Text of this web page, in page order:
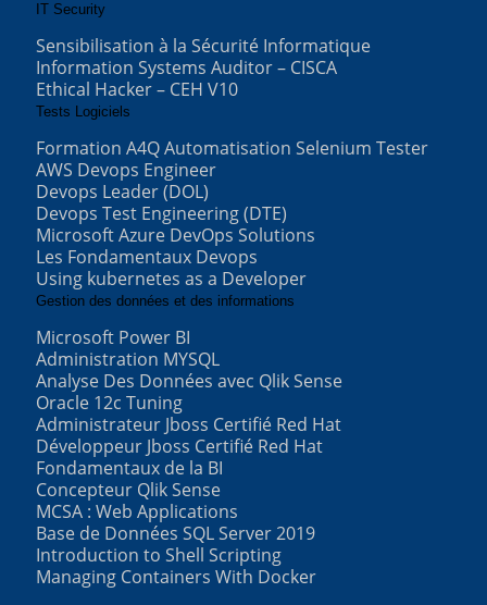
IT Security
Sensibilisation à la Sécurité Informatique
Information Systems Auditor – CISCA
Ethical Hacker – CEH V10
Tests Logiciels
Formation A4Q Automatisation Selenium Tester
AWS Devops Engineer
Devops Leader (DOL)
Devops Test Engineering (DTE)
Microsoft Azure DevOps Solutions
Les Fondamentaux Devops
Using kubernetes as a Developer
Gestion des données et des informations
Microsoft Power BI
Administration MYSQL
Analyse Des Données avec Qlik Sense
Oracle 12c Tuning
Administrateur Jboss Certifié Red Hat
Développeur Jboss Certifié Red Hat
Fondamentaux de la BI
Concepteur Qlik Sense
MCSA : Web Applications
Base de Données SQL Server 2019
Introduction to Shell Scripting
Managing Containers With Docker